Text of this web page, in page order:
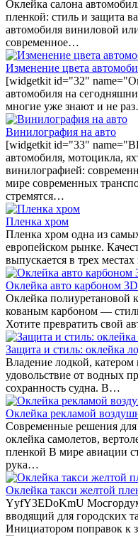
Оклейка салона
пленкой: стиль и защита
автомобиля виниловой
современное…
Изменение цвета
[widgetkit id="32"
автомобиля на
многие уже знают и не
Винилография на авто
[widgetkit id="33"
автомобиля, мотоцикла,
винилографией:
мире современных
стремятся…
Пленка хром
Пленка хром одна из
европейском рынке.
выпускается в трех
Оклейка авто карбоном 3D
Оклейка полиуретановой
кованым карбоном —
Хотите превратить свой
Защита и стиль: оклейка
Владение лодкой, катером
удовольствие от водных
сохранность судна. В…
Оклейка рекламой
Современные решения для
оклейка самолетов,
пленкой В мире авиации
рука…
Оклейка такси желтой
YyfY3EDoKmU
вводящий для городских
Инициатором поправок к